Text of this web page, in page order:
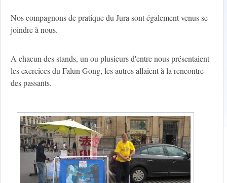
Nos compagnons de pratique du Jura sont également venus se
joindre à nous.
A chacun des stands, un ou plusieurs d'entre nous présentaient
les exercices du Falun Gong, les autres allaient à la rencontre
des passants.